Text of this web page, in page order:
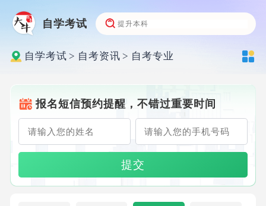
自学考试
自学考试 > 自考资讯 > 自考专业
报名短信预约提醒，不错过重要时间
提交